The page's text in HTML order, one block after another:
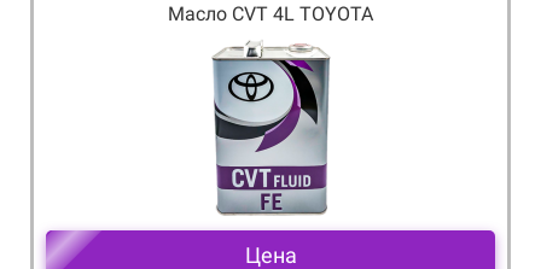
Масло CVT 4L TOYOTA
Цена